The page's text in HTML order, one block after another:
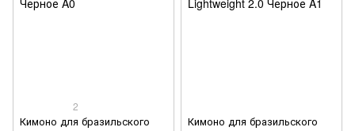
2
Кимоно для бразильского
Кимоно для бразильского